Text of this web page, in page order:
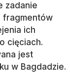
zadanie
fragmentów
ich
cięciach.
jest
w Bagdadzie.